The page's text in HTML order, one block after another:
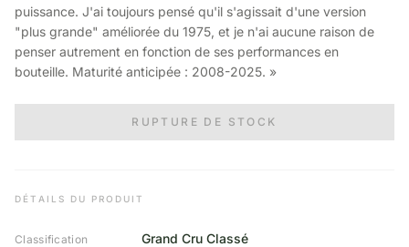
puissance. J'ai toujours pensé qu'il s'agissait d'une version
"plus grande" améliorée du 1975, et je n'ai aucune raison de
penser autrement en fonction de ses performances en
bouteille. Maturité anticipée : 2008-2025. »
RUPTURE DE STOCK
DÉTAILS DU PRODUIT
Classification Grand Cru Classé